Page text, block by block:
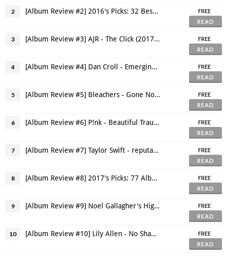
2 [Album Review #2] 2016's Picks: 32 Best Albums & EPs
FREE
READ
3 [Album Review #3] AJR - The Click (2017) "วัยรุ่นคิดมาก"
FREE
READ
4 [Album Review #4] Dan Croll - Emerging Adulthood (2017) "คนกำลังโต"
FREE
READ
5 [Album Review #5] Bleachers - Gone Now (2017) "สูญเสีย แต่ไม่เสียศูนย์"
FREE
READ
6 [Album Review #6] P!nk - Beautiful Trauma (2017) "คุณค่าของบาดแผล"
FREE
READ
7 [Album Review #7] Taylor Swift - reputation (2017) "The Old Taylor ตายแล้วจริงหรอ?"
FREE
READ
8 [Album Review #8] 2017's Picks: 77 Albums & EPs
FREE
READ
9 [Album Review #9] Noel Gallagher's High Flying Birds - Who Built the Moon? (2017) "ดวงจันทร์ของลุงโนล"
FREE
READ
10 [Album Review #10] Lily Allen - No Shame (2018) "ชีวิตพัง ช่างมัน ฉันไม่อาย"
FREE
READ